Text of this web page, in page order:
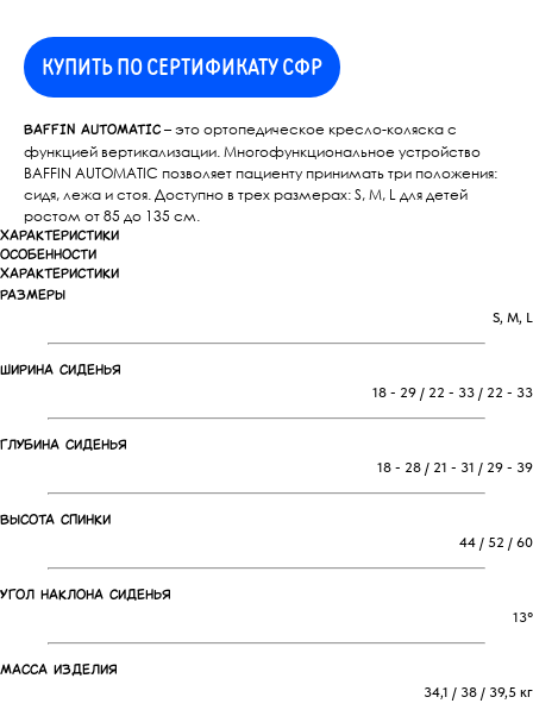
КУПИТЬ ПО СЕРТИФИКАТУ СФР
BAFFIN AUTOMATIC – это ортопедическое кресло-коляска с
функцией вертикализации. Многофункциональное устройство
BAFFIN AUTOMATIC позволяет пациенту принимать три положения:
сидя, лежа и стоя. Доступно в трех размерах: S, M, L для детей
ростом от 85 до 135 см.
ХАРАКТЕРИСТИКИ
ОСОБЕННОСТИ
ХАРАКТЕРИСТИКИ
Размеры
S, M, L
Ширина сиденья
18 - 29 / 22 - 33 / 22 - 33
Глубина сиденья
18 - 28 / 21 - 31 / 29 - 39
Высота спинки
44 / 52 / 60
Угол наклона сиденья
13°
Масса изделия
34,1 / 38 / 39,5 кг